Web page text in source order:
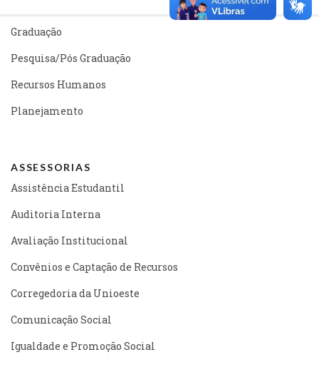
Graduação
Pesquisa/Pós Graduação
Recursos Humanos
Planejamento
ASSESSORIAS
Assistência Estudantil
Auditoria Interna
Avaliação Institucional
Convênios e Captação de Recursos
Corregedoria da Unioeste
Comunicação Social
Igualdade e Promoção Social